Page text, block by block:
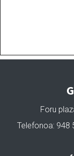
Foru
Telefonoa: 948